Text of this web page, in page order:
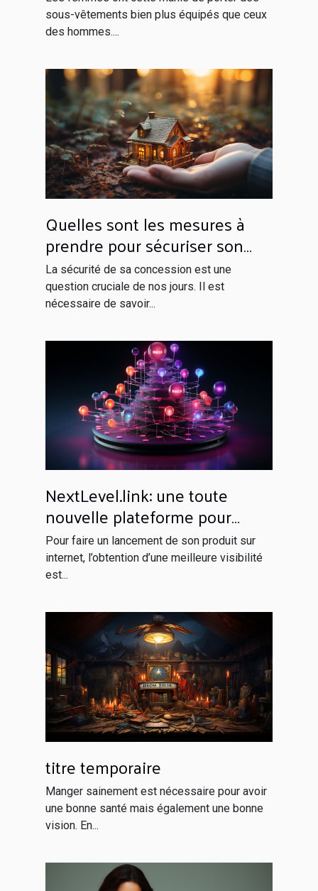
sous-vêtements bien plus équipés que ceux
des hommes....
Quelles sont les mesures à
prendre pour sécuriser son
domicile ?
La sécurité de sa concession est une
question cruciale de nos jours. Il est
nécessaire de savoir...
NextLevel.link: une toute
nouvelle plateforme pour
votre netlinking
Pour faire un lancement de son produit sur
internet, l’obtention d’une meilleure visibilité
est...
titre temporaire
Manger sainement est nécessaire pour avoir
une bonne santé mais également une bonne
vision. En...